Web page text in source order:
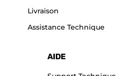
Livraison
Assistance Technique
AIDE